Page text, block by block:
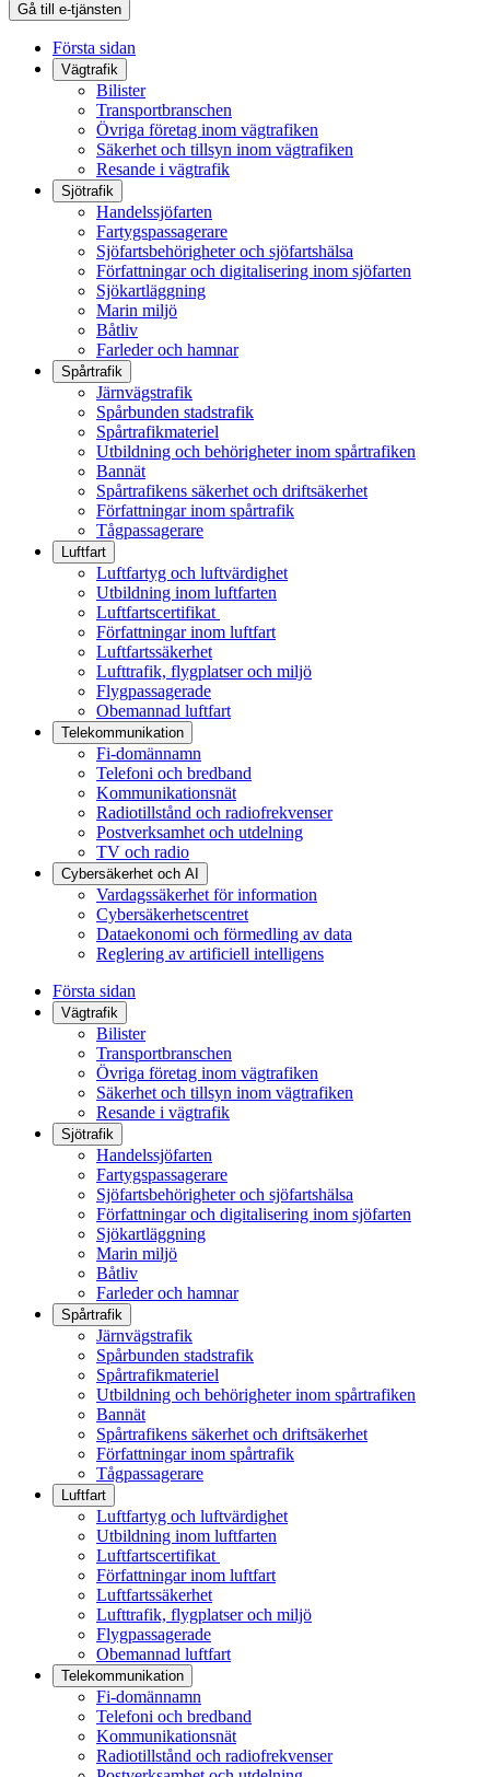
Gå till e-tjänsten
Första sidan
Vägtrafik
Bilister
Transportbranschen
Övriga företag inom vägtrafiken
Säkerhet och tillsyn inom vägtrafiken
Resande i vägtrafik
Sjötrafik
Handelssjöfarten
Fartygspassagerare
Sjöfartsbehörigheter och sjöfartshälsa
Författningar och digitalisering inom sjöfarten
Sjökartläggning
Marin miljö
Båtliv
Farleder och hamnar
Spårtrafik
Järnvägstrafik
Spårbunden stadstrafik
Spårtrafikmateriel
Utbildning och behörigheter inom spårtrafiken
Bannät
Spårtrafikens säkerhet och driftsäkerhet
Författningar inom spårtrafik
Tågpassagerare
Luftfart
Luftfartyg och luftvärdighet
Utbildning inom luftfarten
Luftfartscertifikat
Författningar inom luftfart
Luftfartssäkerhet
Lufttrafik, flygplatser och miljö
Flygpassagerade
Obemannad luftfart
Telekommunikation
Fi-domännamn
Telefoni och bredband
Kommunikationsnät
Radiotillstånd och radiofrekvenser
Postverksamhet och utdelning
TV och radio
Cybersäkerhet och AI
Vardagssäkerhet för information
Cybersäkerhetscentret
Dataekonomi och förmedling av data
Reglering av artificiell intelligens
Första sidan
Vägtrafik
Bilister
Transportbranschen
Övriga företag inom vägtrafiken
Säkerhet och tillsyn inom vägtrafiken
Resande i vägtrafik
Sjötrafik
Handelssjöfarten
Fartygspassagerare
Sjöfartsbehörigheter och sjöfartshälsa
Författningar och digitalisering inom sjöfarten
Sjökartläggning
Marin miljö
Båtliv
Farleder och hamnar
Spårtrafik
Järnvägstrafik
Spårbunden stadstrafik
Spårtrafikmateriel
Utbildning och behörigheter inom spårtrafiken
Bannät
Spårtrafikens säkerhet och driftsäkerhet
Författningar inom spårtrafik
Tågpassagerare
Luftfart
Luftfartyg och luftvärdighet
Utbildning inom luftfarten
Luftfartscertifikat
Författningar inom luftfart
Luftfartssäkerhet
Lufttrafik, flygplatser och miljö
Flygpassagerade
Obemannad luftfart
Telekommunikation
Fi-domännamn
Telefoni och bredband
Kommunikationsnät
Radiotillstånd och radiofrekvenser